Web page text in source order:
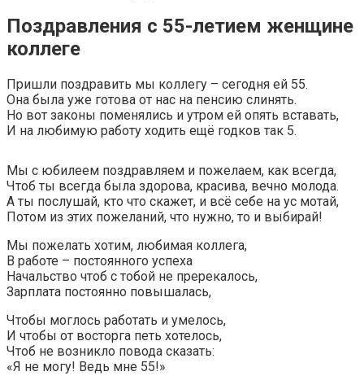
Поздравления с 55-летием женщине
коллеге
Пришли поздравить мы коллегу – сегодня ей 55.
Она была уже готова от нас на пенсию слинять.
Но вот законы поменялись и утром ей опять вставать,
И на любимую работу ходить ещё годков так 5.
Мы с юбилеем поздравляем и пожелаем, как всегда,
Чтоб ты всегда была здорова, красива, вечно молода.
А ты послушай, кто что скажет, и всё себе на ус мотай,
Потом из этих пожеланий, что нужно, то и выбирай!
Мы пожелать хотим, любимая коллега,
В работе – постоянного успеха
Начальство чтоб с тобой не пререкалось,
Зарплата постоянно повышалась,
Чтобы моглось работать и умелось,
И чтобы от восторга петь хотелось,
Чтоб не возникло повода сказать:
«Я не могу! Ведь мне 55!»